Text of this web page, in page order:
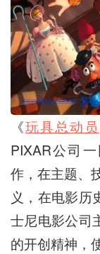
《玩具总动员
PIXAR公司
作，在主题、
义，在电影历
士尼电影公司
的开创精神，